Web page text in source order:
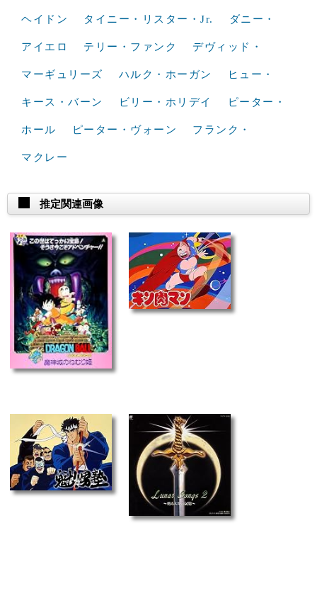
ヘイドン タイニー・リスター・Jr. ダニー・
アイエロ テリー・ファンク デヴィッド・
マーギュリーズ ハルク・ホーガン ヒュー・
キース・バーン ビリー・ホリデイ ピーター・
ホール ピーター・ヴォーン フランク・
マクレー
推定関連画像